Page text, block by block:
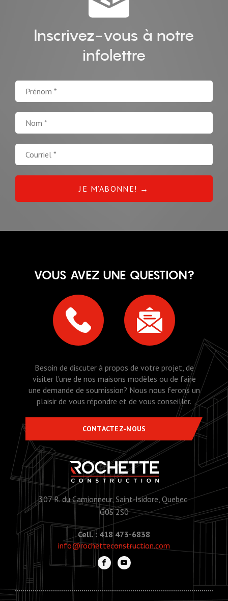
Inscrivez-vous à notre
infolettre
VOUS AVEZ UNE QUESTION?
Besoin de discuter à propos de votre projet, de
visiter l'une de nos maisons modèles ou de faire
une demande de soumission? Nous nous ferons un
plaisir de vous répondre et de vous conseiller.
CONTACTEZ-NOUS
307 R. du Camionneur, Saint-Isidore, Quebec
G0S 2S0
Cell. : 418 473-6838
info@rochetteconstruction.com